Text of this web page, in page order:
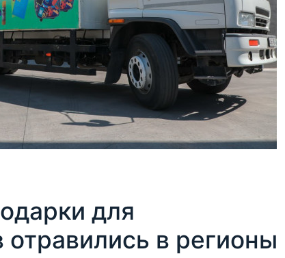
для
отравились в регионы